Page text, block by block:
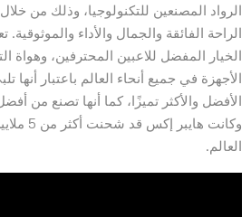
الرواد المصنعين للتكنولوجيا، وذلك من
الراحة الفائقة والجمال والأداء
الخيار المفضل للاعبين المحترفين، وهواة
الأجهزة في جميع أنحاء العالم باعتبار أنها
الأفضل والأكثر تميزًا، كما أنها تصنع من
وكانت
العالم.